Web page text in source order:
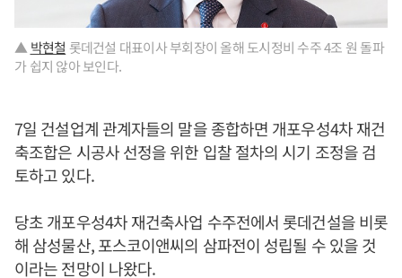
▲ 박현철 롯데건설 대표이사 부회장이 올해 도시정비 수주 4조 원 돌파
가 쉽지 않아 보인다.
7일 건설업계 관계자들의 말을 종합하면 개포우성4차 재건
축조합은 시공사 선정을 위한 입찰 절차의 시기 조정을 검
토하고 있다.
당초 개포우성4차 재건축사업 수주전에서 롯데건설을 비롯
해 삼성물산, 포스코이앤씨의 삼파전이 성립될 수 있을 것
이라는 전망이 나왔다.